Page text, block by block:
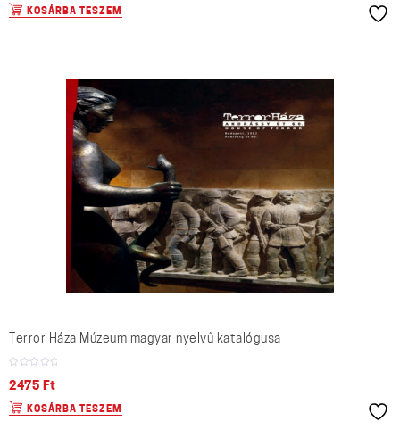
KOSÁRBA TESZEM
Terror Háza Múzeum magyar nyelvű katalógusa
2475 Ft
KOSÁRBA TESZEM